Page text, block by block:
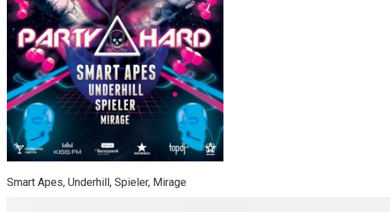
Smart Apes, Underhill, Spieler, Mirage